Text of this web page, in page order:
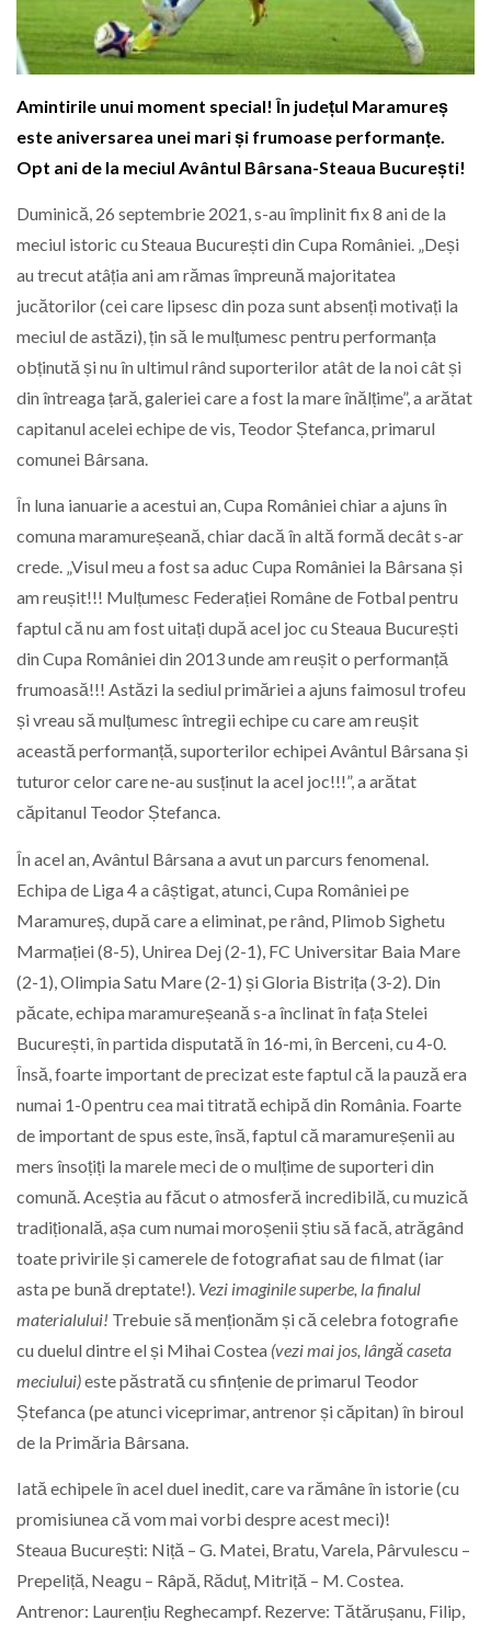
Amintirile unui moment special! În județul Maramureș
este aniversarea unei mari și frumoase performanțe.
Opt ani de la meciul Avântul Bârsana-Steaua București!
Duminică, 26 septembrie 2021, s-au împlinit fix 8 ani de la
meciul istoric cu Steaua București din Cupa României. „Deși
au trecut atâția ani am rămas împreună majoritatea
jucătorilor (cei care lipsesc din poza sunt absenți motivați la
meciul de astăzi), țin să le mulțumesc pentru performanța
obținută și nu în ultimul rând suporterilor atât de la noi cât și
din întreaga țară, galeriei care a fost la mare înălțime”, a arătat
capitanul acelei echipe de vis, Teodor Ștefanca, primarul
comunei Bârsana.
În luna ianuarie a acestui an, Cupa României chiar a ajuns în
comuna maramureșeană, chiar dacă în altă formă decât s-ar
crede. „Visul meu a fost sa aduc Cupa României la Bârsana și
am reușit!!! Mulțumesc Federației Române de Fotbal pentru
faptul că nu am fost uitați după acel joc cu Steaua București
din Cupa României din 2013 unde am reușit o performanță
frumoasă!!! Astăzi la sediul primăriei a ajuns faimosul trofeu
și vreau să mulțumesc întregii echipe cu care am reușit
această performanță, suporterilor echipei Avântul Bârsana și
tuturor celor care ne-au susținut la acel joc!!!”, a arătat
căpitanul Teodor Ștefanca.
În acel an, Avântul Bârsana a avut un parcurs fenomenal.
Echipa de Liga 4 a câștigat, atunci, Cupa României pe
Maramureș, după care a eliminat, pe rând, Plimob Sighetu
Marmației (8-5), Unirea Dej (2-1), FC Universitar Baia Mare
(2-1), Olimpia Satu Mare (2-1) și Gloria Bistrița (3-2). Din
păcate, echipa maramureșeană s-a înclinat în fața Stelei
București, în partida disputată în 16-mi, în Berceni, cu 4-0.
Însă, foarte important de precizat este faptul că la pauză era
numai 1-0 pentru cea mai titrată echipă din România. Foarte
de important de spus este, însă, faptul că maramureșenii au
mers însoțiți la marele meci de o mulțime de suporteri din
comună. Aceștia au făcut o atmosferă incredibilă, cu muzică
tradițională, așa cum numai moroșenii știu să facă, atrăgând
toate privirile și camerele de fotografiat sau de filmat (iar
asta pe bună dreptate!). Vezi imaginile superbe, la finalul
materialului! Trebuie să menționăm și că celebra fotografie
cu duelul dintre el și Mihai Costea (vezi mai jos, lângă caseta
meciului)este păstrată cu sfințenie de primarul Teodor
Ștefanca (pe atunci viceprimar, antrenor și căpitan) în biroul
de la Primăria Bârsana.
Iată echipele în acel duel inedit, care va rămâne în istorie (cu
promisiunea că vom mai vorbi despre acest meci)!
Steaua București: Niță – G. Matei, Bratu, Varela, Pârvulescu –
Prepeliță, Neagu – Râpă, Răduț, Mitriță – M. Costea.
Antrenor: Laurențiu Reghecampf. Rezerve: Tătărușanu, Filip,